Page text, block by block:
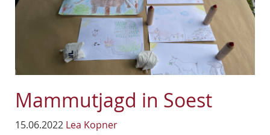
Mammutjagd in Soest
15.06.2022 Lea Kopner